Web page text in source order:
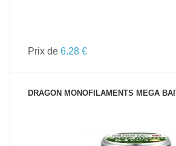
Prix de 6.28 €
DRAGON MONOFILAMENTS MEGA